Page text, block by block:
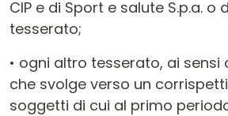
CIP e di Sport e salute S.p.a.
tesserato;
• ogni altro tesserato, ai sensi
che svolge verso un
soggetti di cui al primo